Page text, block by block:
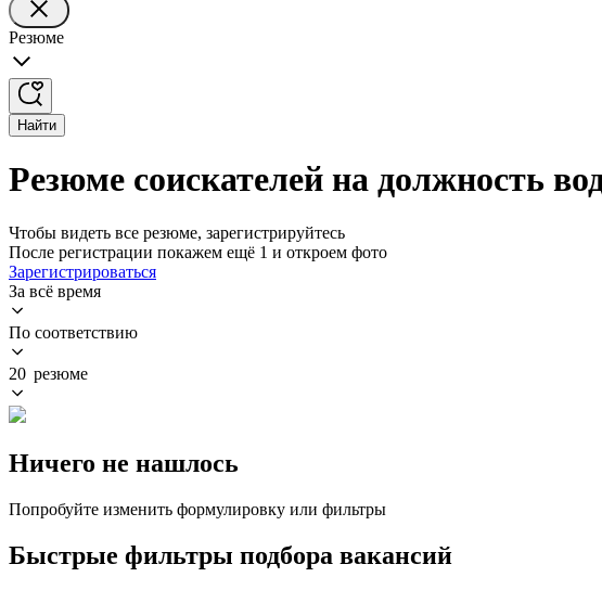
Резюме
Найти
Резюме соискателей на должность
Чтобы видеть все резюме, зарегистрируйтесь
После регистрации покажем ещё 1 и откроем фото
Зарегистрироваться
За всё время
По соответствию
20 резюме
Ничего не нашлось
Попробуйте изменить формулировку или фильтры
Быстрые фильтры подбора вакансий